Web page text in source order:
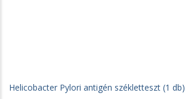
Helicobacter Pylori antigén székletteszt (1 db)